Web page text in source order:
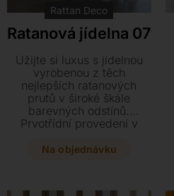
Rattan Deco
Ratanová jídelna 07
Užijte si luxus s jídelnou
vyrobenou z těch
nejlepších ratanových
prutů v široké škále
barevných odstínů.
Prvotřídní provedení v
kvalitní španělské látky pro
Na objednávku